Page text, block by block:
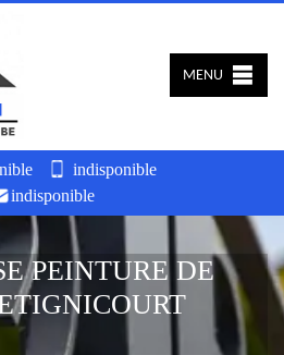
indisponible
indisponible
MENU
PEINTURE DE